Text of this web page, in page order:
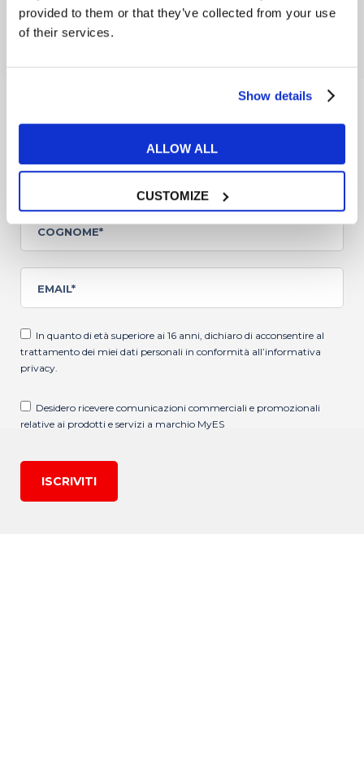
provided to them or that they’ve collected from your use
of their services.
Show details
ALLOW ALL
CUSTOMIZE
NEWSLETTER
promozioni del mondo MyES
In quanto di età superiore ai 16 anni, dichiaro di acconsentire al
trattamento dei miei dati personali in conformità all’informativa
privacy.
Desidero ricevere comunicazioni commerciali e promozionali
relative ai prodotti e servizi a marchio MyES
ISCRIVITI